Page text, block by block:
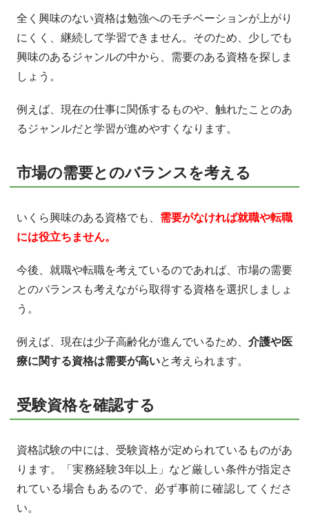
全く興味のない資格は勉強へのモチベーションが上がり
にくく、継続して学習できません。そのため、少しでも
興味のあるジャンルの中から、需要のある資格を探しま
しょう。
例えば、現在の仕事に関係するものや、触れたことのあ
るジャンルだと学習が進めやすくなります。
市場の需要とのバランスを考える
いくら興味のある資格でも、 需要がなければ就職や転職
には役立ちません。
今後、就職や転職を考えているのであれば、市場の需要
とのバランスも考えながら取得する資格を選択しましょ
う。
例えば、現在は少子高齢化が進んでいるため、 介護や医
療に関する資格は需要が高いと考えられます。
受験資格を確認する
資格試験の中には、受験資格が定められているものがあ
ります。「実務経験3年以上」など厳しい条件が指定さ
れている場合もあるので、必ず事前に確認してくださ
い。